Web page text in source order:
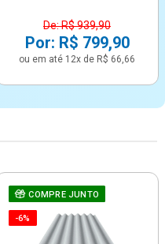
De: R$ 939,90
Por: R$ 799,90
ou em até 12x de R$ 66,66
COMPRE JUNTO
-6%